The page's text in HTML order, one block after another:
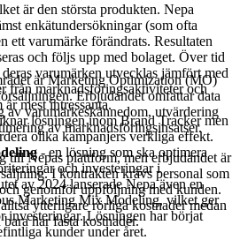
är den största produkten. Nepa
enkätundersökningar (som ofta
ett varumärke förändrats. Resultaten
och följs upp med bolaget. Över tid
varumärken utvecklas jämfört med
från marknadsföringsaktiviteter och
mest intressanta.
lösningen inom Brand Tracker men
olika kampanjers verkliga effekt.
- en lösning som ska optimera
och investeringar i
av 2024 lanserade Nepa även en
Marketing Mix Modeling, vilket ger
investeringar. Lösningen har börjat
kunder under året.
är Marketing Optimization (MO)
Erbjudandet omfattar data
varumärkeskännedom, utvärdering
av marknadsföringsinsatser.
till Nepas plattform, men erbjudandet är
I kontrakten krävs personal som
genomför uppföljning med kunden.
ytterligare rörliga kostnader medan
har fasta kostnader.